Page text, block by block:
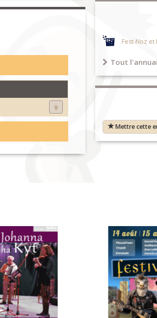
Fest-Noz et
Tout
Mettre cette